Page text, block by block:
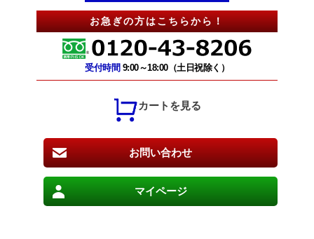
お急ぎの方はこちらから！
受付時間 9:00～18:00（土日祝除く）
カートを見る
お問い合わせ
マイページ